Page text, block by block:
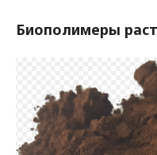
Биополимеры